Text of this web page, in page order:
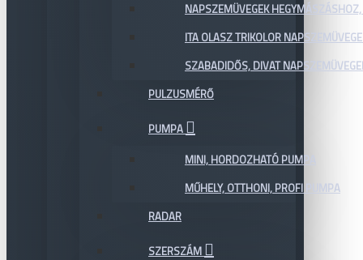
NAPSZEMÜVEGEK
ITA OLASZ TRIKOLOR
SZABADIDŐS, DIVAT
PULZUSMÉRŐ
PUMPA
MINI, HORDOZHATÓ PUMPA
MŰHELY, OTTHONI, PROFI PUMPA
RADAR
SZERSZÁM